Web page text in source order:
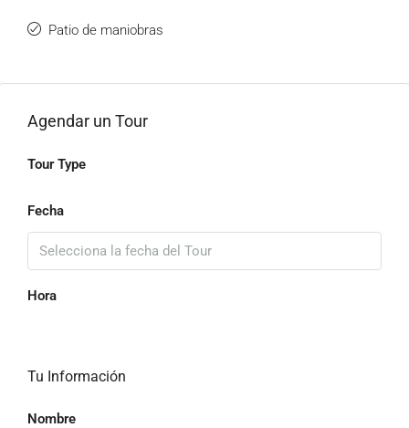
Patio de maniobras
Agendar un Tour
Tour Type
Fecha
Hora
Tu Información
Nombre